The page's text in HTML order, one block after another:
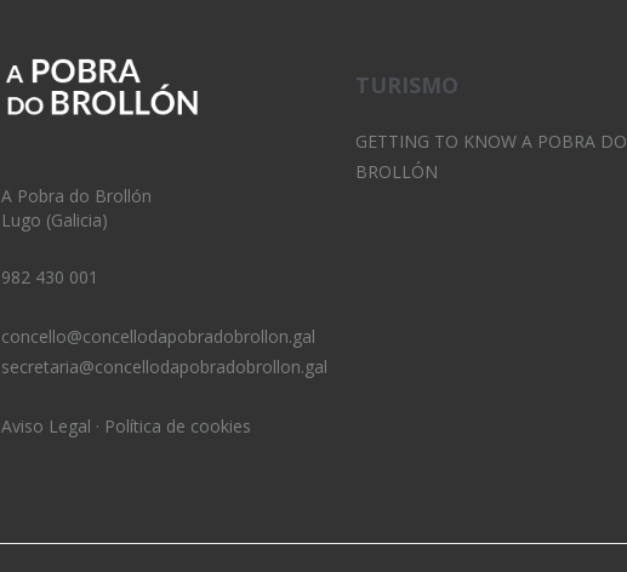
A Pobra do Brollón
Lugo (Galicia)
982 430 001
concello@concellodapobradobrollon.gal
secretaria@concellodapobradobrollon.gal
Aviso Legal · Política de cookies
TURISMO
GETTING TO KNOW A POBRA DO
BROLLÓN